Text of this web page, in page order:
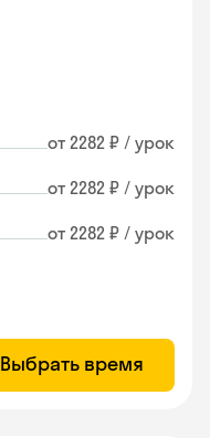
от 2282 ₽ / урок
от 2282 ₽ / урок
от 2282 ₽ / урок
Выбрать время